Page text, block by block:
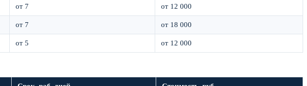
от 7 от 12 000
от 7 от 18 000
от 5 от 12 000